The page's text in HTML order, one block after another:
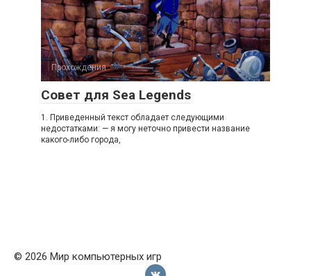
Прохождения
Совет для Sea Legends
1. Приведенный текст обладает следующими
недостатками: — я могу неточно привести название
какого-либо города,
© 2026 Мир компьютерных игр